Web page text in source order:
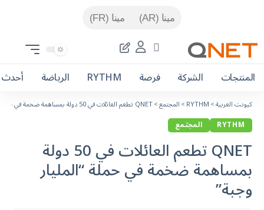
مينا (AR) مينا (FR)
المنتجات الشركة فرصة RYTHM الرياضة أحدث
كيونت العربية>
RYTHM
>المجتمع>QNET تطعم العائلات في 50 دولة بمساهمة ضخمة في حملة “المليار وجبة”
RYTHM المجتمع
QNET تطعم العائلات في 50 دولة
بمساهمة ضخمة في حملة “المليار
وجبة”